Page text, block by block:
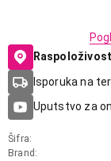
Isporuka na
Uputstvo za
Šifra
Brand